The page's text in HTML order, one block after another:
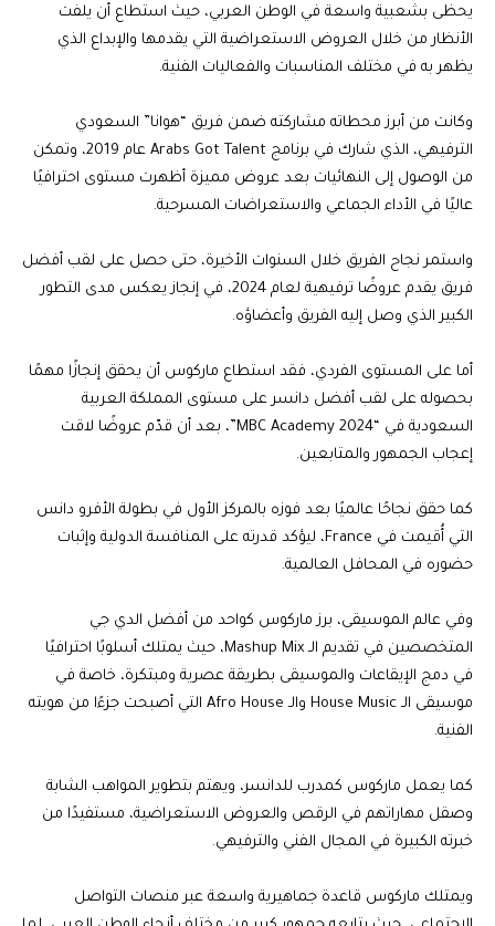
يحظى بشعبية واسعة في الوطن العربي، حيث استطاع أن يلفت
الأنظار من خلال العروض الاستعراضية التي يقدمها والإبداع الذي
يظهر به في مختلف المناسبات والفعاليات الفنية.
وكانت من أبرز محطاته مشاركته ضمن فريق “هوانا” السعودي
الترفيهي، الذي شارك في برنامج Arabs Got Talent عام 2019، وتمكن
من الوصول إلى النهائيات بعد عروض مميزة أظهرت مستوى احترافيًا
عاليًا في الأداء الجماعي والاستعراضات المسرحية.
واستمر نجاح الفريق خلال السنوات الأخيرة، حتى حصل على لقب أفضل
فريق يقدم عروضًا ترفيهية لعام 2024، في إنجاز يعكس مدى التطور
الكبير الذي وصل إليه الفريق وأعضاؤه.
أما على المستوى الفردي، فقد استطاع ماركوس أن يحقق إنجازًا مهمًا
بحصوله على لقب أفضل دانسر على مستوى المملكة العربية
السعودية في “MBC Academy 2024”، بعد أن قدّم عروضًا لاقت
إعجاب الجمهور والمتابعين.
كما حقق نجاحًا عالميًا بعد فوزه بالمركز الأول في بطولة الأفرو دانس
التي أُقيمت في France، ليؤكد قدرته على المنافسة الدولية وإثبات
حضوره في المحافل العالمية.
وفي عالم الموسيقى، برز ماركوس كواحد من أفضل الدي جي
المتخصصين في تقديم الـ Mashup Mix، حيث يمتلك أسلوبًا احترافيًا
في دمج الإيقاعات والموسيقى بطريقة عصرية ومبتكرة، خاصة في
موسيقى الـ House Music والـ Afro House التي أصبحت جزءًا من هويته
الفنية.
كما يعمل ماركوس كمدرب للدانسر، ويهتم بتطوير المواهب الشابة
وصقل مهاراتهم في الرقص والعروض الاستعراضية، مستفيدًا من
خبرته الكبيرة في المجال الفني والترفيهي.
ويمتلك ماركوس قاعدة جماهيرية واسعة عبر منصات التواصل